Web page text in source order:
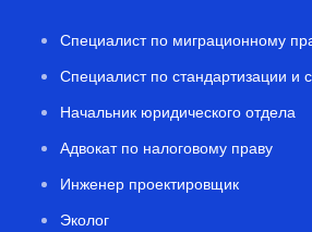
Специалист по миграционному
Специалист по стандартизации и
Начальник юридического отдела
Адвокат по налоговому праву
Инженер проектировщик
Эколог